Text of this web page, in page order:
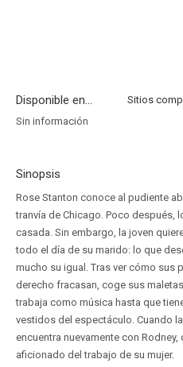
Disponible en...
Sin información
Sinopsis
Rose Stanton conoce al pudiente
tranvía de Chicago. Poco después,
casada. Sin embargo, la joven
todo el día de su marido: lo que
mucho su igual. Tras ver cómo sus
derecho fracasan, coge sus
trabaja como música hasta que
vestidos del espectáculo. Cuando
encuentra nuevamente con
aficionado del trabajo de su mujer.